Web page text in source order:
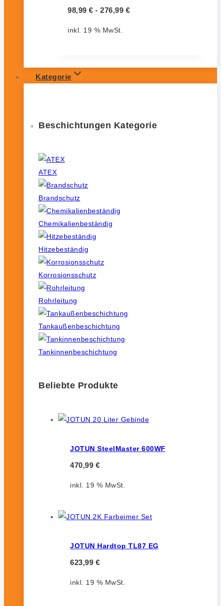
98,99 € - 276,99 €
inkl. 19 % MwSt.
Kategorie
Beschichtungen Kategorie
ATEX
Brandschutz
Chemikalienbeständig
Hitzebeständig
Korrosionsschutz
Rohrleitung
Tankaußenbeschichtung
Tankinnenbeschichtung
Beliebte Produkte
JOTUN SteelMaster 600WF
470,99 €
inkl. 19 % MwSt.
JOTUN Hardtop TL87 EG
623,99 €
inkl. 19 % MwSt.